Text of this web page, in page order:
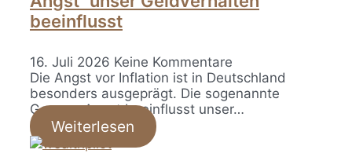
beeinflusst
16. Juli 2026 Keine Kommentare
Die Angst vor Inflation ist in Deutschland
besonders ausgeprägt. Die sogenannte
German Angst beeinflusst unser…
Weiterlesen